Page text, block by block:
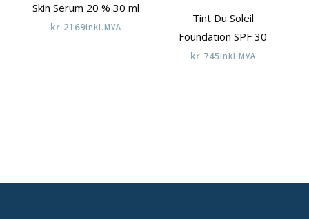
Skin Serum 20 % 30 ml
kr 2169Inkl.MVA
Tint Du Soleil
Foundation SPF 30
kr 745Inkl.MVA